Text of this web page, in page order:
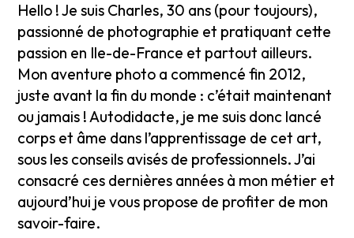
Hello ! Je suis Charles, 30 ans (pour toujours),
passionné de photographie et pratiquant cette
passion en Ile-de-France et partout ailleurs.
Mon aventure photo a commencé fin 2012,
juste avant la fin du monde : c’était maintenant
ou jamais ! Autodidacte, je me suis donc lancé
corps et âme dans l’apprentissage de cet art,
sous les conseils avisés de professionnels. J’ai
consacré ces dernières années à mon métier et
aujourd’hui je vous propose de profiter de mon
savoir-faire.